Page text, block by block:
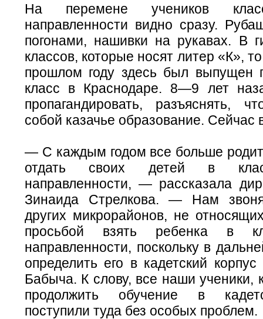
На перемене учеников
направленности видно сразу.
погонами, нашивки на рукавах. В
классов, которые носят литер «К»,
прошлом году здесь был выпущен
класс в Краснодаре. 8—9 лет
пропагандировать, разъяснять,
собой казачье образование. Сейчас
— С каждым годом все больше
отдать своих детей в
направленности, — рассказала
Зинаида Стрелкова. — Нам
других микрорайонов, не
просьбой взять ребенка в
направленности, поскольку в
определить его в кадетский
Бабыча. К слову, все наши ученики,
продолжить обучение в
поступили туда без особых проблем.